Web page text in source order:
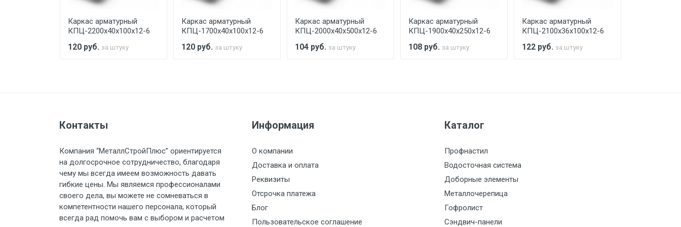
Стоимость доставки по РФ рассчитывается индивидуально.
Груз до 6 м, вес до 3 тн 7500 с НДС 35р./км за МКАД
Груз до 6 м, вес до 5 тн 9000 с НДС 40р./км за МКАД
Груз до 6 м, вес до 8 тн 10000 с НДС 45р./км за МКАД
Каркас арматурный
КПЦ-2200х40х100х12-6
120 руб. за штуку
Каркас арматурный
КПЦ-1700х40х100х12-6
120 руб. за штуку
Каркас арматурный
КПЦ-2000х40х500х12-6
104 руб. за штуку
Каркас арматурный
КПЦ-1900х40х250х12-6
108 руб. за штуку
Каркас арматурный
КПЦ-2100х36х100х12-6
122 руб. за штуку
Контакты
Компания “МеталлСтройПлюс” ориентируется
на долгосрочное сотрудничество, благодаря
чему мы всегда имеем возможность давать
гибкие цены. Мы являемся профессионалами
своего дела, вы можете не сомневаться в
компетентности нашего персонала, который
всегда рад помочь вам с выбором и расчетом
Информация
О компании
Доставка и оплата
Реквизиты
Отсрочка платежа
Блог
Пользовательское соглашение
Каталог
Профнастил
Водосточная система
Доборные элементы
Металлочерепица
Гофролист
Сэндвич-панели